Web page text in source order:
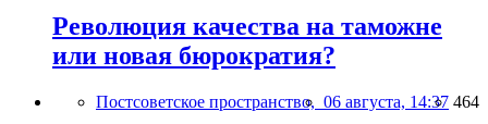
Революция качества на таможне
или новая бюрократия?
Постсоветское пространство, 06 августа, 14:37 464